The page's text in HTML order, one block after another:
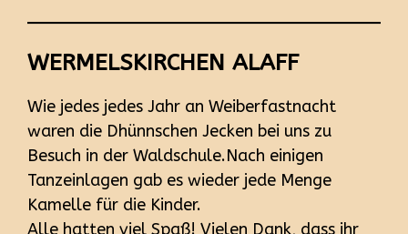
WERMELSKIRCHEN ALAFF
Wie jedes jedes Jahr an Weiberfastnacht
waren die Dhünnschen Jecken bei uns zu
Besuch in der Waldschule.Nach einigen
Tanzeinlagen gab es wieder jede Menge
Kamelle für die Kinder.
Alle hatten viel Spaß! Vielen Dank, dass ihr